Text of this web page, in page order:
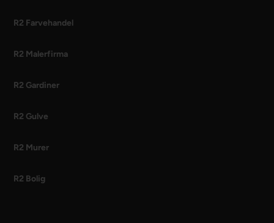
R2 Farvehandel
R2 Malerfirma
R2 Gardiner
R2 Gulve
R2 Murer
R2 Bolig